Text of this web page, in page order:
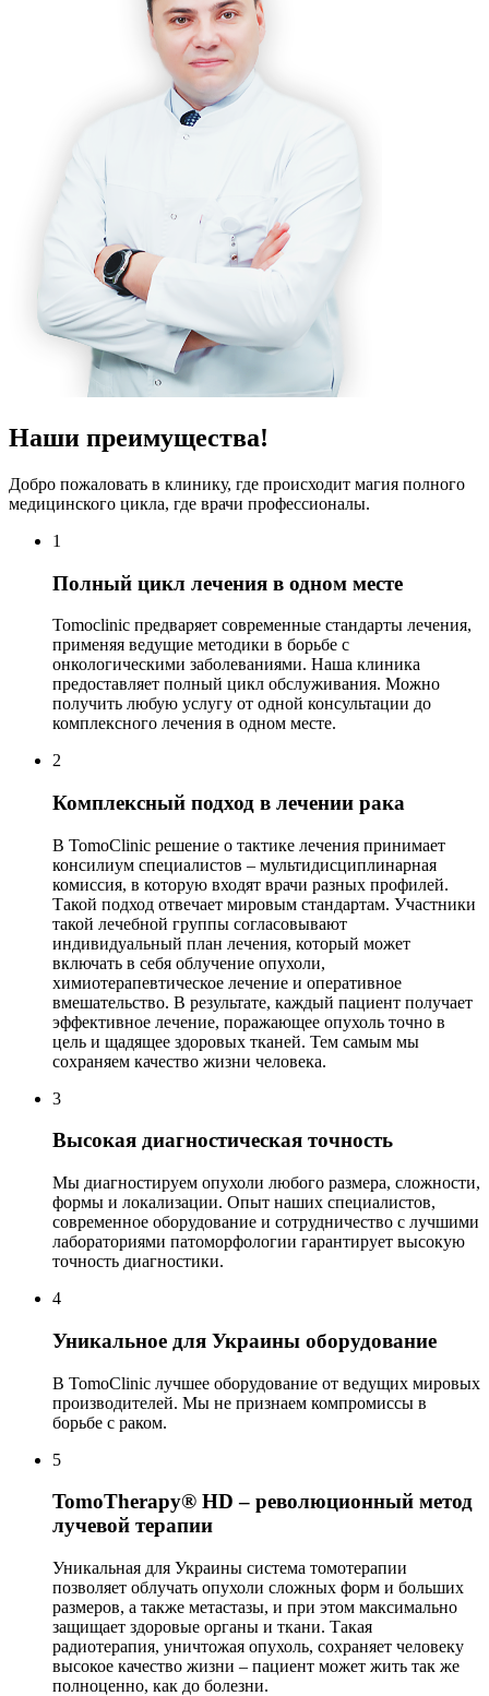
Наши преимущества!
Добро пожаловать в клинику, где происходит магия полного
медицинского цикла, где врачи профессионалы.
1
Полный цикл лечения в одном месте
Tomoclinic предваряет современные стандарты лечения,
применяя ведущие методики в борьбе с
онкологическими заболеваниями. Наша клиника
предоставляет полный цикл обслуживания. Можно
получить любую услугу от одной консультации до
комплексного лечения в одном месте.
2
Комплексный подход в лечении рака
В TomoClinic решение о тактике лечения принимает
консилиум специалистов – мультидисциплинарная
комиссия, в которую входят врачи разных профилей.
Такой подход отвечает мировым стандартам. Участники
такой лечебной группы согласовывают
индивидуальный план лечения, который может
включать в себя облучение опухоли,
химиотерапевтическое лечение и оперативное
вмешательство. В результате, каждый пациент получает
эффективное лечение, поражающее опухоль точно в
цель и щадящее здоровых тканей. Тем самым мы
сохраняем качество жизни человека.
3
Высокая диагностическая точность
Мы диагностируем опухоли любого размера, сложности,
формы и локализации. Опыт наших специалистов,
современное оборудование и сотрудничество с лучшими
лабораториями патоморфологии гарантирует высокую
точность диагностики.
4
Уникальное для Украины оборудование
В TomoClinic лучшее оборудование от ведущих мировых
производителей. Мы не признаем компромиссы в
борьбе с раком.
5
TomoTherapy® HD – революционный метод
лучевой терапии
Уникальная для Украины система томотерапии
позволяет облучать опухоли сложных форм и больших
размеров, а также метастазы, и при этом максимально
защищает здоровые органы и ткани. Такая
радиотерапия, уничтожая опухоль, сохраняет человеку
высокое качество жизни – пациент может жить так же
полноценно, как до болезни.